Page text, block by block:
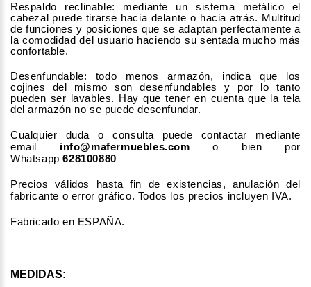
Respaldo reclinable: mediante un sistema metálico el
cabezal puede tirarse hacia delante o hacia atrás. Multitud
de funciones y posiciones que se adaptan perfectamente a
la comodidad del usuario haciendo su sentada mucho más
confortable.
Desenfundable: todo menos armazón, indica que los
cojines del mismo son desenfundables y por lo tanto
pueden ser lavables. Hay que tener en cuenta que la tela
del armazón no se puede desenfundar.
Cualquier duda o consulta puede contactar mediante
email info@mafermuebles.como bien por
Whatsapp 628100880
Precios válidos hasta fin de existencias, anulación del
fabricante o error gráfico. Todos los precios incluyen IVA.
Fabricado en ESPAÑA.
MEDIDAS: